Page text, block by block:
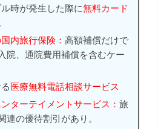
時が発生した際に無料カード
内旅行保険：高額補償だけで
院、通院費用補償を含むケー
医療無料電話相談サービス
ンターテイメントサービス：旅
連の優待割引があり。